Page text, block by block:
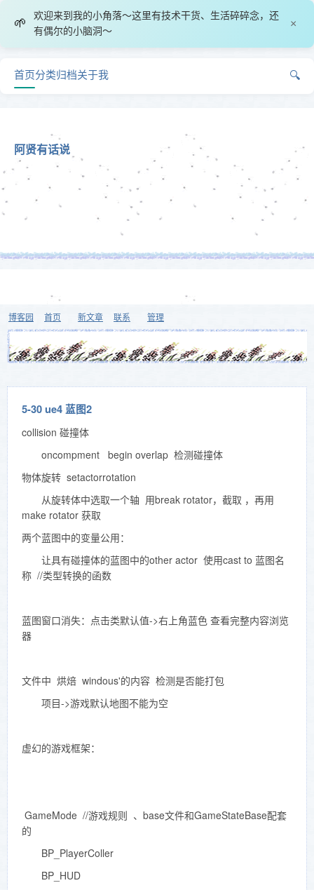
🌱
欢迎来到我的小角落～这里有技术干货、生活碎碎念，还
有偶尔的小脑洞～
×
首页 分类归档关于我 🔍
阿贤有话说
博客园 首页 新文章 联系 管理
5-30 ue4 蓝图2
collision 碰撞体
oncompment begin overlap 检测碰撞体
物体旋转 setactorrotation
从旋转体中选取一个轴 用break rotator，截取 ，再用
make rotator 获取
两个蓝图中的变量公用：
让具有碰撞体的蓝图中的other actor 使用cast to 蓝图名
称 //类型转换的函数
蓝图窗口消失：点击类默认值->右上角蓝色 查看完整内容浏览
器
文件中 烘焙 windous'的内容 检测是否能打包
项目->游戏默认地图不能为空
虚幻的游戏框架：
GameMode //游戏规则 、base文件和GameStateBase配套
的
BP_PlayerColler
BP_HUD